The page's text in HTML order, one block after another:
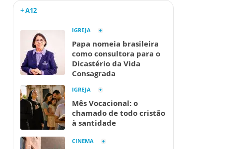
+ A12
IGREJA
Papa nomeia brasileira
como consultora para o
Dicastério da Vida
Consagrada
IGREJA
Mês Vocacional: o
chamado de todo cristão
à santidade
CINEMA